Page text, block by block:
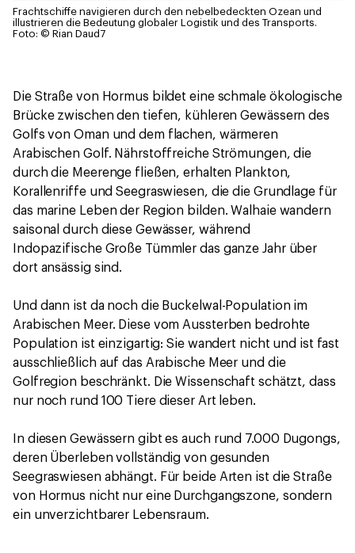
Frachtschiffe navigieren durch den nebelbedeckten Ozean und
illustrieren die Bedeutung globaler Logistik und des Transports.
Foto: © Rian Daud7
Die Straße von Hormus bildet eine schmale ökologische
Brücke zwischen den tiefen, kühleren Gewässern des
Golfs von Oman und dem flachen, wärmeren
Arabischen Golf. Nährstoffreiche Strömungen, die
durch die Meerenge fließen, erhalten Plankton,
Korallenriffe und Seegraswiesen, die die Grundlage für
das marine Leben der Region bilden. Walhaie wandern
saisonal durch diese Gewässer, während
Indopazifische Große Tümmler das ganze Jahr über
dort ansässig sind.
Und dann ist da noch die Buckelwal-Population im
Arabischen Meer. Diese vom Aussterben bedrohte
Population ist einzigartig: Sie wandert nicht und ist fast
ausschließlich auf das Arabische Meer und die
Golfregion beschränkt. Die Wissenschaft schätzt, dass
nur noch rund 100 Tiere dieser Art leben.
In diesen Gewässern gibt es auch rund 7.000 Dugongs,
deren Überleben vollständig von gesunden
Seegraswiesen abhängt. Für beide Arten ist die Straße
von Hormus nicht nur eine Durchgangszone, sondern
ein unverzichtbarer Lebensraum.